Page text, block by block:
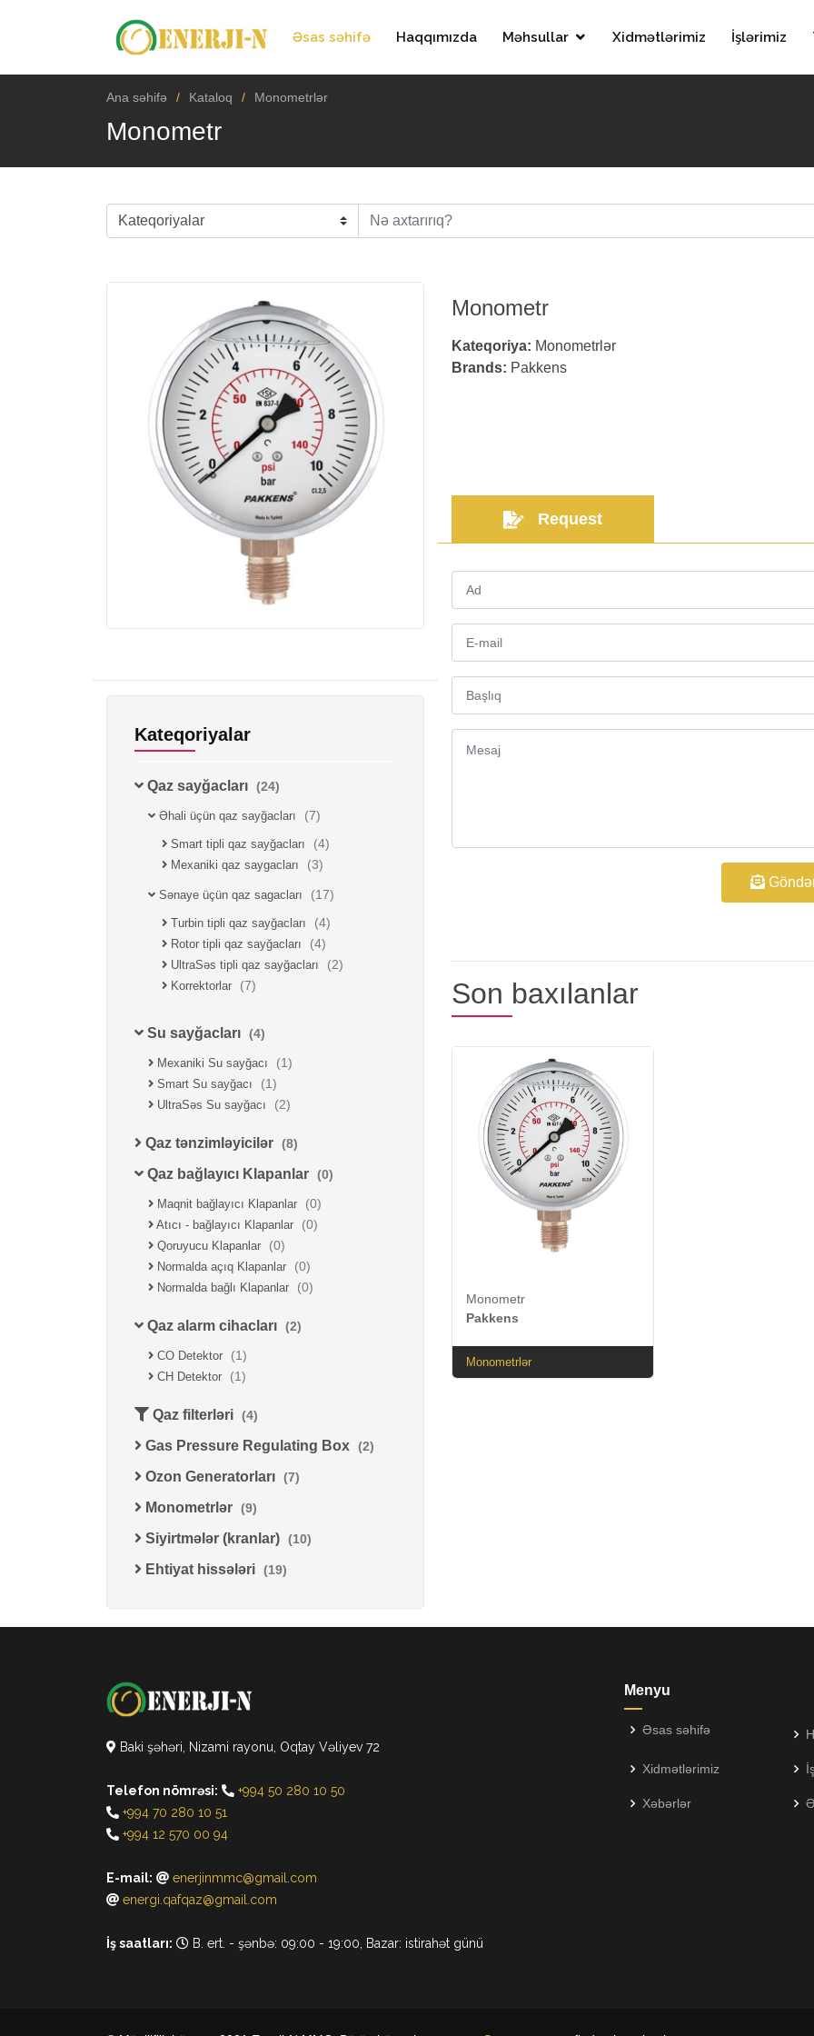
Əsas səhifə Haqqımızda Məhsullar Xidmətlərimiz İşlərimiz
Ana səhifə Kataloq Monometrlər
Monometr
Kateqoriyalar
Qaz sayğacları (24)
Əhali üçün qaz sayğacları (7)
Smart tipli qaz sayğacları (4)
Mexaniki qaz saygacları (3)
Sənaye üçün qaz sagacları (17)
Turbin tipli qaz sayğacları (4)
Rotor tipli qaz sayğacları (4)
UltraSəs tipli qaz sayğacları (2)
Korrektorlar (7)
Su sayğacları (4)
Mexaniki Su sayğacı (1)
Smart Su sayğacı (1)
UltraSəs Su sayğacı (2)
Qaz tənzimləyicilər (8)
Qaz bağlayıcı Klapanlar (0)
Maqnit bağlayıcı Klapanlar (0)
Atıcı - bağlayıcı Klapanlar (0)
Qoruyucu Klapanlar (0)
Normalda açıq Klapanlar (0)
Normalda bağlı Klapanlar (0)
Qaz alarm cihacları (2)
CO Detektor (1)
CH Detektor (1)
Qaz filterləri (4)
Gas Pressure Regulating Box (2)
Ozon Generatorları (7)
Monometrlər (9)
Siyirtmələr (kranlar) (10)
Ehtiyat hissələri (19)
Monometr
Kateqoriya: Monometrlər
Brands: Pakkens
Request
Son baxılanlar
Monometr
Pakkens
Monometrlər
Baki şəhəri, Nizami rayonu, Oqtay Vəliyev 72
Telefon nömrəsi:
+994 50 280 10 50
+994 70 280 10 51
+994 12 570 00 94
E-mail:
enerjinmmc@gmail.com
energi.qafqaz@gmail.com
İş saatları: B. ert. - şənbə: 09:00 - 19:00, Bazar: istirahət günü
Menyu
Əsas səhifə
Xidmətlərimiz
Xəbərlər